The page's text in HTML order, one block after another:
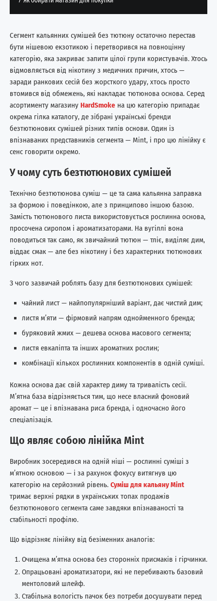
Сегмент кальянних сумішей без тютюну остаточно перестав
бути нішевою екзотикою і перетворився на повноцінну
категорію, яка закриває запити цілої групи користувачів. Хтось
відмовляється від нікотину з медичних причин, хтось —
заради ранкових сесій без жорсткого удару, хтось просто
втомився від обмежень, які накладає тютюнова основа. Серед
асортименту магазину HardSmoke на цю категорію припадає
окрема гілка каталогу, де зібрані українські бренди
безтютюнових сумішей різних типів основи. Один із
впізнаваних представників сегмента — Mint, і про цю лінійку є
сенс говорити окремо.
У чому суть безтютюнових сумішей
Технічно безтютюнова суміш — це та сама кальянна заправка
за формою і поведінкою, але з принципово іншою базою.
Замість тютюнового листа використовується рослинна основа,
просочена сиропом і ароматизаторами. На вугіллі вона
поводиться так само, як звичайний тютюн — тліє, виділяє дим,
віддає смак — але без нікотину і без характерних тютюнових
гірких нот.
З чого зазвичай роблять базу для безтютюнових сумішей:
чайний лист — найпопулярніший варіант, дає чистий дим;
листя м’яти — фірмовий напрям однойменного бренда;
буряковий жмих — дешева основа масового сегмента;
листя евкаліпта та інших ароматних рослин;
комбінації кількох рослинних компонентів в одній суміші.
Кожна основа дає свій характер диму та тривалість сесії.
М’ятна база відрізняється тим, що несе власний фоновий
аромат — це і впізнавана риса бренда, і одночасно його
спеціалізація.
Що являє собою лінійка Mint
Виробник зосередився на одній ніші — рослинні суміші з
м’ятною основою — і за рахунок фокусу витягнув цю
категорію на серйозний рівень. Суміш для кальяну Mint
тримає верхні рядки в українських топах продажів
безтютюнового сегмента саме завдяки впізнаваності та
стабільності профілю.
Що відрізняє лінійку від безіменних аналогів:
Очищена м’ятна основа без сторонніх присмаків і гірчинки.
Опрацьовані ароматизатори, які не перебивають базовий
ментоловий шлейф.
Стабільна вологість пачок без потреби досушувати перед